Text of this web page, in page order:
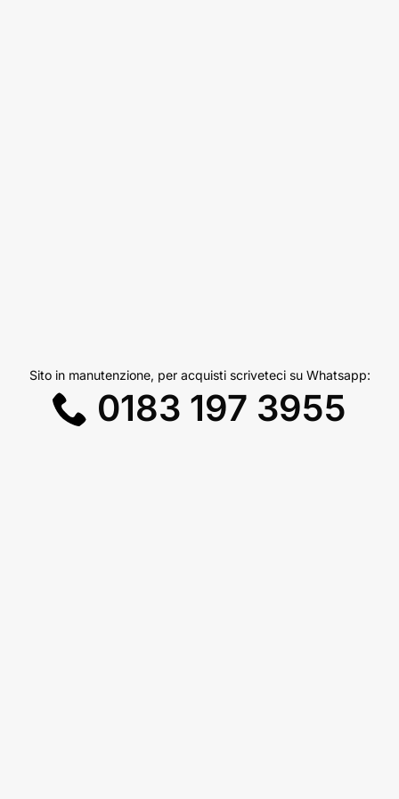
Sito in manutenzione, per acquisti scriveteci su Whatsapp:
0183 197 3955